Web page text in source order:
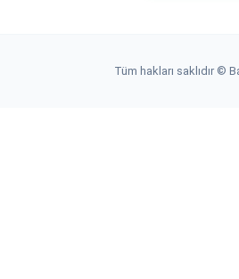
Tüm hakları saklıdır ©